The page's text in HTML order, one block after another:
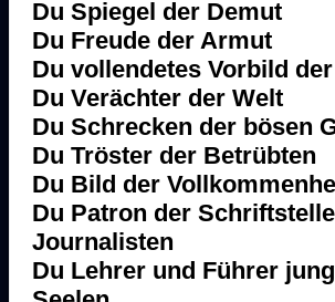
Du Spiegel der Demut
Du Freude der Armut
Du vollendetes Vorbild
Du Verächter der Welt
Du Schrecken der bösen
Du Tröster der Betrübten
Du Bild der
Du Patron der
Journalisten
Du Lehrer und Führer